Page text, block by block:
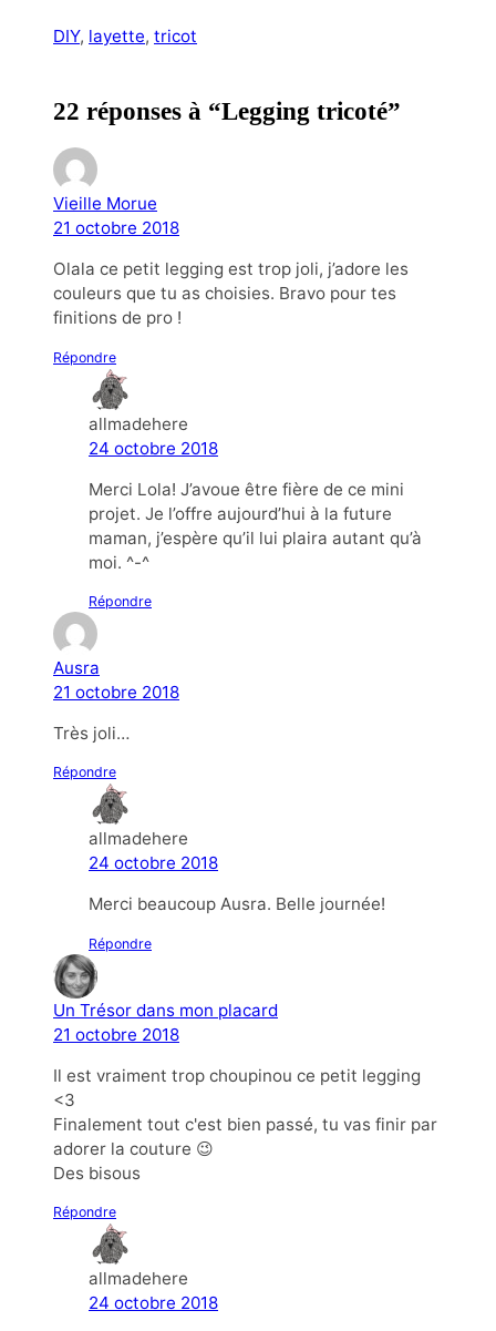
DIY, layette, tricot
22 réponses à “Legging tricoté”
Vieille Morue
21 octobre 2018
Olala ce petit legging est trop joli, j’adore les
couleurs que tu as choisies. Bravo pour tes
finitions de pro !
Répondre
allmadehere
24 octobre 2018
Merci Lola! J’avoue être fière de ce mini
projet. Je l’offre aujourd’hui à la future
maman, j’espère qu’il lui plaira autant qu’à
moi. ^-^
Répondre
Ausra
21 octobre 2018
Très joli…
Répondre
allmadehere
24 octobre 2018
Merci beaucoup Ausra. Belle journée!
Répondre
Un Trésor dans mon placard
21 octobre 2018
Il est vraiment trop choupinou ce petit legging
<3
Finalement tout c'est bien passé, tu vas finir par
adorer la couture 😉
Des bisous
Répondre
allmadehere
24 octobre 2018